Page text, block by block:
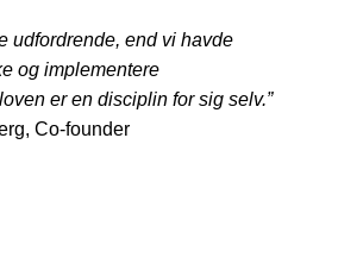
udfordrende, end vi havde
og implementere
er en disciplin for sig selv.”
Co-founder